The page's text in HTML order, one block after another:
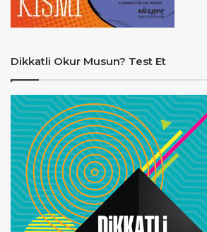
Dikkatli Okur Musun? Test Et